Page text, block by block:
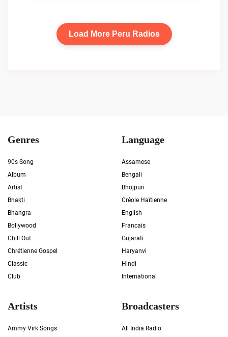
Load More Peru Radios
Genres
90s Song
Album
Artist
Bhakti
Bhangra
Bollywood
Chill Out
Chrétienne Gospel
Classic
Club
Language
Assamese
Bengali
Bhojpuri
Créole Haïtienne
English
Francais
Gujarati
Haryanvi
Hindi
International
Artists
Ammy Virk Songs
Broadcasters
All India Radio